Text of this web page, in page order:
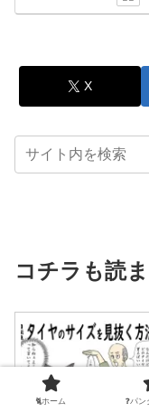
X
コチラも読
🐈ホーム ❓パ